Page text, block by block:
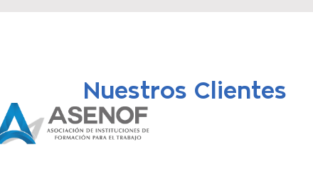
Nuestros Clientes